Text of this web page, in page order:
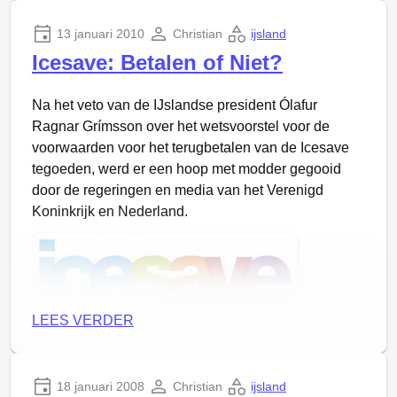
allesbehalve aangename kerels.
Het gedicht gaat nog verder met een omschrijving
volgt daaromtot aan Kerst elke dag een post
telkens over een van deze merkwaardige figuren,
terwijl ze ons komen lastigvallen!
13 januari 2010 Christian ijsland
Icesave: Betalen of Niet?
Na het veto van de IJslandse president Ólafur
Ragnar Grímsson over het wetsvoorstel voor de
voorwaarden voor het terugbetalen van de Icesave
tegoeden, werd er een hoop met modder gegooid
door de regeringen en media van het Verenigd
Koninkrijk en Nederland.
IJsland houdt uiterlijk 6 maart een referendum
LEES VERDER
18 januari 2008 Christian ijsland